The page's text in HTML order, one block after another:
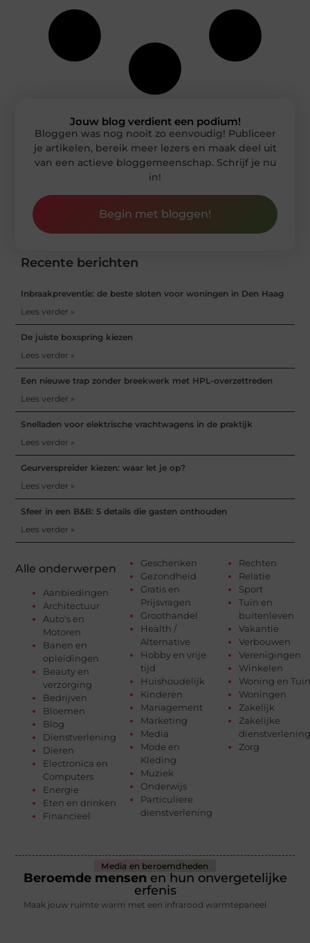
Alle onderwerpen
Aanbiedingen
Architectuur
Auto's en
Motoren
Banen en
opleidingen
Beauty en
verzorging
Bedrijven
Bloemen
Blog
Dienstverlening
Dieren
Electronica en
Computers
Energie
Eten en drinken
Financieel
Geschenken
Gezondheid
Gratis en
Prijsvragen
Groothandel
Health /
Alternative
Hobby en vrije
tijd
Huishoudelijk
Kinderen
Management
Marketing
Media
Mode en
Kleding
Muziek
Onderwijs
Particuliere
dienstverlening
Rechten
Relatie
Sport
Tuin en
buitenleven
Vakantie
Verbouwen
Verenigingen
Winkelen
Woning en Tuin
Woningen
Zakelijk
Zakelijke
dienstverlening
Zorg
Recente berichten
Inbraakpreventie: de beste sloten voor woningen in Den Haag
Lees verder »
De juiste boxspring kiezen
Lees verder »
Een nieuwe trap zonder breekwerk met HPL-overzettreden
Lees verder »
Snelladen voor elektrische vrachtwagens in de praktijk
Lees verder »
Geurverspreider kiezen: waar let je op?
Lees verder »
Sfeer in een B&B: 5 details die gasten onthouden
Lees verder »
Jouw blog verdient een podium!
Bloggen was nog nooit zo eenvoudig! Publiceer
je artikelen, bereik meer lezers en maak deel uit
van een actieve bloggemeenschap. Schrijf je nu
in!
Begin met bloggen!
Media en beroemdheden
Beroemde mensen en hun onvergetelijke
erfenis
Maak jouw ruimte warm met een infrarood warmtepaneel